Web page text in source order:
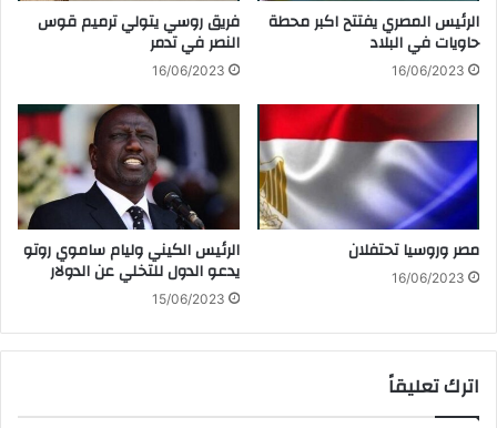
الرئيس المصري يفتتح اكبر محطة
حاويات في البلاد
16/06/2023
فريق روسي يتولي ترميم قوس
النصر في تدمر
16/06/2023
مصر وروسيا تحتفلان
16/06/2023
الرئيس الكيني وليام ساموي روتو
يدعو الدول للتخلي عن الدولار
15/06/2023
اترك تعليقاً